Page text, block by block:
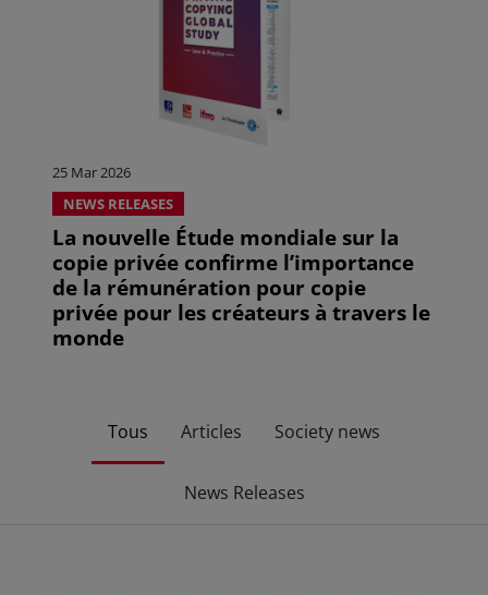
25 Mar 2026
NEWS RELEASES
La nouvelle Étude mondiale sur la
copie privée confirme l’importance
de la rémunération pour copie
privée pour les créateurs à travers le
monde
Tous Articles Society news
News Releases